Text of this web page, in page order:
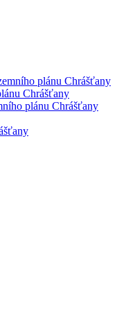
plánu Chrášťany
Chrášťany
plánu Chrášťany